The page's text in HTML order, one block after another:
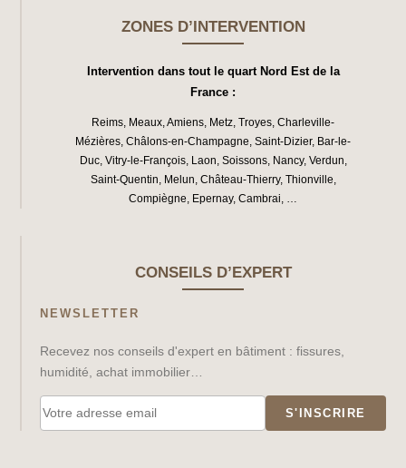
ZONES D’INTERVENTION
Intervention dans tout le quart Nord Est de la
France :
Reims, Meaux,Amiens, Metz, Troyes, Charleville-
Mézières, Châlons-en-Champagne, Saint-Dizier, Bar-le-
Duc, Vitry-le-François, Laon, Soissons, Nancy, Verdun,
Saint-Quentin, Melun, Château-Thierry, Thionville,
Compiègne, Epernay, Cambrai, …
CONSEILS D’EXPERT
NEWSLETTER
Recevez nos conseils d'expert en bâtiment : fissures,
humidité, achat immobilier…
S'INSCRIRE